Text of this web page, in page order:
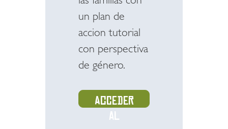
un plan de
accion tutorial
con perspectiva
de género.
Acceder
al